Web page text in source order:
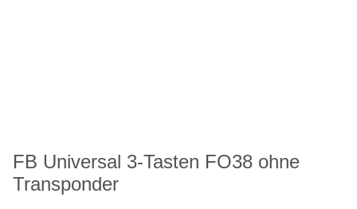
FB Universal 3-Tasten FO38 ohne
Transponder